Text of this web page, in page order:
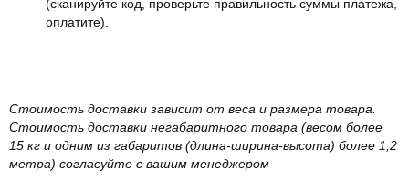
(сканируйте код, проверьте правильность суммы платежа,
оплатите).
Стоимость доставки зависит от веса и размера товара.
Стоимость доставки негабаритного товара (весом более
15 кг и одним из габаритов (длина-ширина-высота) более 1,2
метра) согласуйте с вашим менеджером